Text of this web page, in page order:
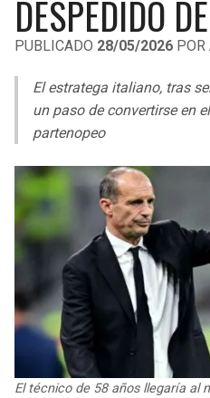
LIGA DE EXPANSIÓN MX
LEAGUES CUP
UEFA EUROPA LEAGUE
UEFA CONFERENCE LEAGUE
MLS
COPA LIBERTADORES
COPA SUDAMERICANA
LIGA BETPLAY
OTRAS LIGAS
RAIDERS
CHARGERS
RAVENS
BENGALS
BROWNS
STEELERS
TEXANS
COLTS
CAVALIERS
PISTONS
PACERS
BUCKS
HAWKS
HORNETS
HEAT
MAGIC
DESPEDIDO
PUBLICADO 28/05/2026 POR
El estratega italiano, tras
un paso de convertirse en
partenopeo
El técnico de 58 años llegaría al